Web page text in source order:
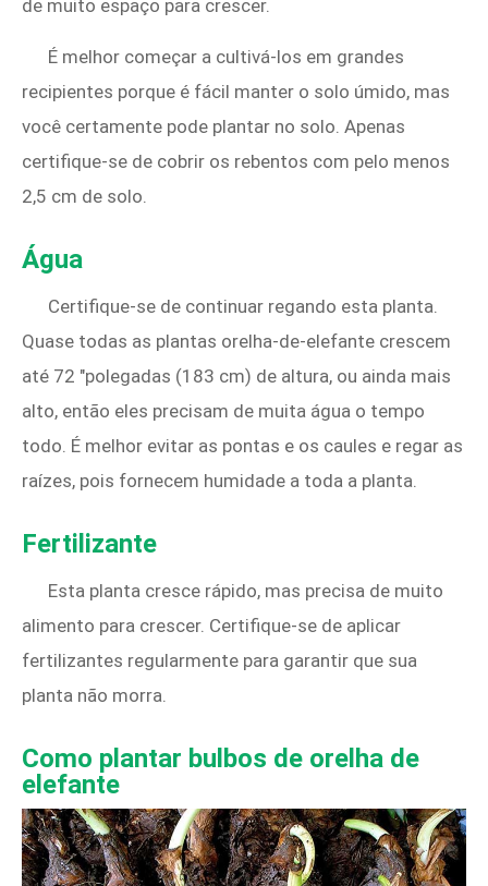
de muito espaço para crescer.
É melhor começar a cultivá-los em grandes
recipientes porque é fácil manter o solo úmido, mas
você certamente pode plantar no solo. Apenas
certifique-se de cobrir os rebentos com pelo menos
2,5 cm de solo.
Água
Certifique-se de continuar regando esta planta.
Quase todas as plantas orelha-de-elefante crescem
até 72 "polegadas (183 cm) de altura, ou ainda mais
alto, então eles precisam de muita água o tempo
todo. É melhor evitar as pontas e os caules e regar as
raízes, pois fornecem humidade a toda a planta.
Fertilizante
Esta planta cresce rápido, mas precisa de muito
alimento para crescer. Certifique-se de aplicar
fertilizantes regularmente para garantir que sua
planta não morra.
Como plantar bulbos de orelha de
elefante